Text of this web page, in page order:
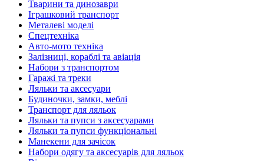
Тварини та динозаври
Іграшковий транспорт
Металеві моделі
Спецтехніка
Авто-мото техніка
Залізниці, кораблі та авіація
Набори з транспортом
Гаражі та треки
Ляльки та аксесуари
Будиночки, замки, меблі
Транспорт для ляльок
Ляльки та пупси з аксесуарами
Ляльки та пупси функціональні
Манекени для зачісок
Набори одягу та аксесуарів для ляльок